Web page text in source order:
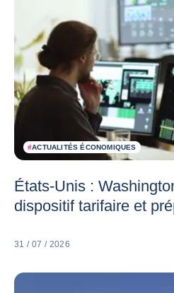
#ACTUALITÉS ÉCONOMIQUES
États-Unis :
dispositif tarifaire et
31 / 07 / 2026